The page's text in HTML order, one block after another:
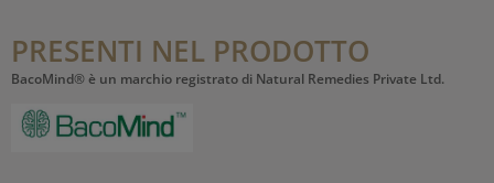
PRESENTI NEL PRODOTTO
BacoMind® è un marchio registrato di Natural Remedies Private Ltd.